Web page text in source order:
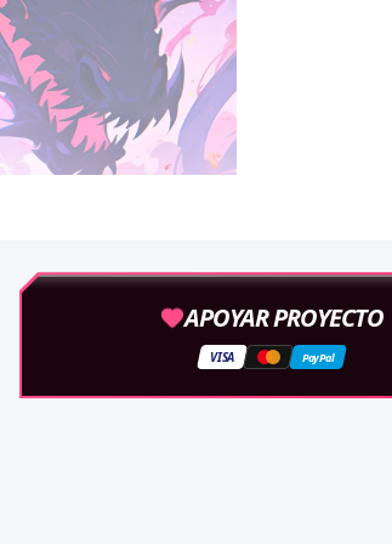
APOYAR PROYECTO
VISA PayPal